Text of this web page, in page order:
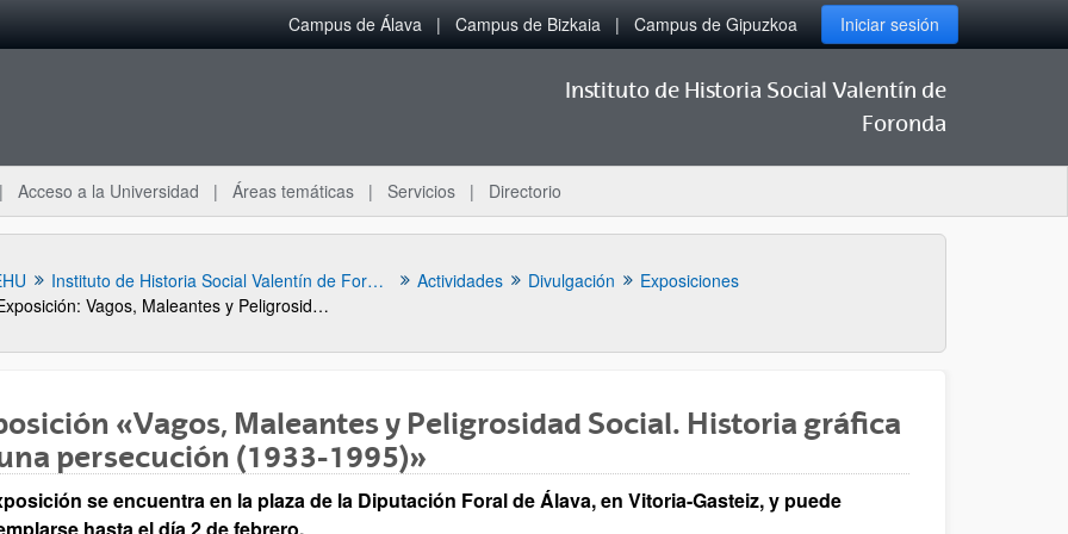
Campus de Álava Campus de Bizkaia Campus de Gipuzkoa Iniciar sesión
Instituto de Historia Social Valentín de
Foronda
Acceso a la Universidad Áreas temáticas Servicios Directorio
Instituto de Historia Social Valentín de Foronda Actividades Divulgación
Exposiciones
Exposición: Vagos, Maleantes y Peligrosidad Social. Historia gráfica de una persecución (1933-1995)
subpáginas
«Vagos, Maleantes y Peligrosidad Social. Historia gráfica
persecución (1933-1995)»
se encuentra en la plaza de la Diputación Foral de Álava, en Vitoria-Gasteiz, y puede